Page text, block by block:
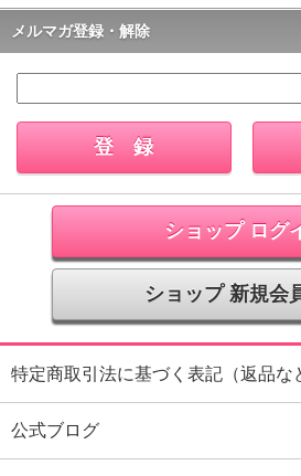
メルマガ登録・解除
ショップ ログ
ショップ 新規会
特定商取引法に基づく表記（返品な
公式ブログ